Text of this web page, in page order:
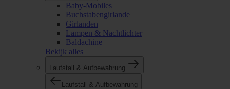
Baby-Mobiles
Buchstabengirlande
Girlanden
Lampen & Nachtlichter
Baldachine
Bekijk alles
Laufstall & Aufbewahrung
Laufstall & Aufbewahrung